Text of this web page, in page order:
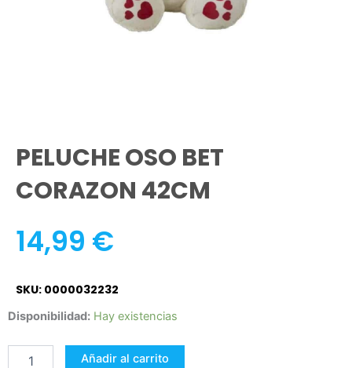
PELUCHE OSO BET
CORAZON 42CM
14,99 €
SKU: 0000032232
Disponibilidad: Hay existencias
PELUCHE
BET
CORAZON
Añadir al carrito